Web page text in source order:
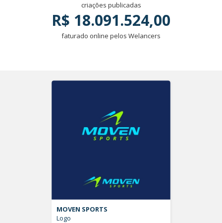
criações publicadas
R$ 18.091.524,00
faturado online pelos Welancers
MOVEN SPORTS
Logo